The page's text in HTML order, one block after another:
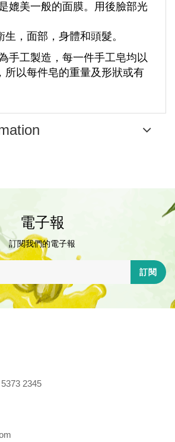
媲美一般的面膜。用後臉部光
，面部，身體和頭髮。
手工製造，每一件手工皂均以
所以每件皂的重量及形狀或有
電子報
訂閱我們的電子報
訂閱
2345